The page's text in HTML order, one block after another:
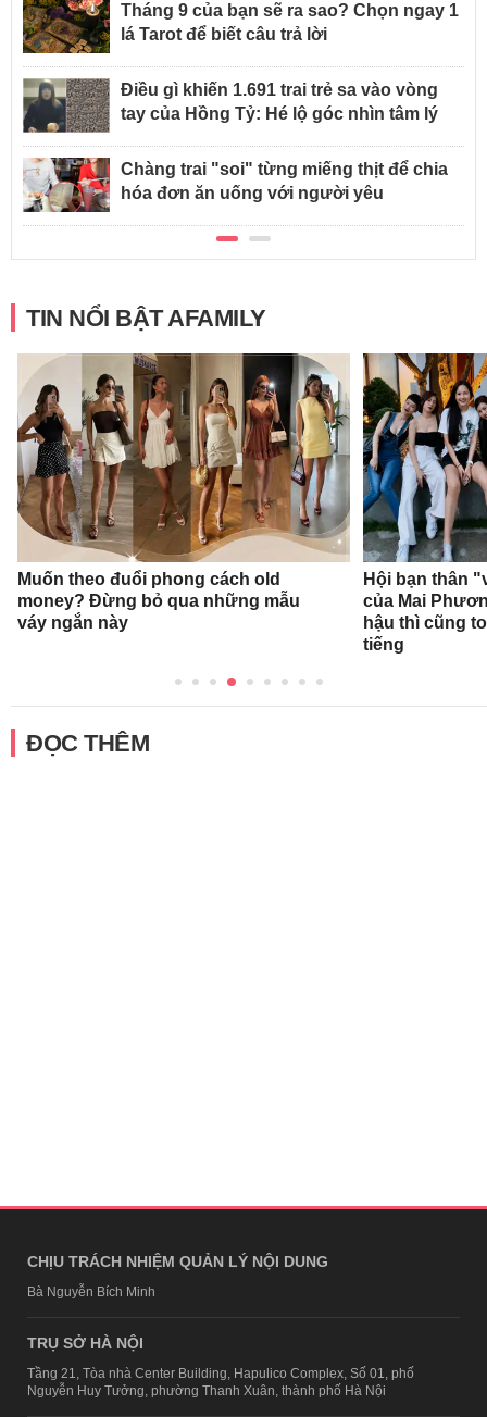
Tháng 9 của bạn sẽ ra sao? Chọn ngay 1
lá Tarot để biết câu trả lời
Điều gì khiến 1.691 trai trẻ sa vào vòng
tay của Hồng Tỷ: Hé lộ góc nhìn tâm lý
Chàng trai "soi" từng miếng thịt để chia
hóa đơn ăn uống với người yêu
TIN NỔI BẬT AFAMILY
Muốn theo đuổi phong cách old
money? Đừng bỏ qua những mẫu
váy ngắn này
Hội bạn thân
của Mai
hậu thì cũng
tiếng
ĐỌC THÊM
CHỊU TRÁCH NHIỆM QUẢN LÝ NỘI DUNG
Bà Nguyễn Bích Minh
TRỤ SỞ HÀ NỘI
Tầng 21, Tòa nhà Center Building, Hapulico Complex, Số 01, phố
Nguyễn Huy Tưởng, phường Thanh Xuân, thành phố Hà Nội